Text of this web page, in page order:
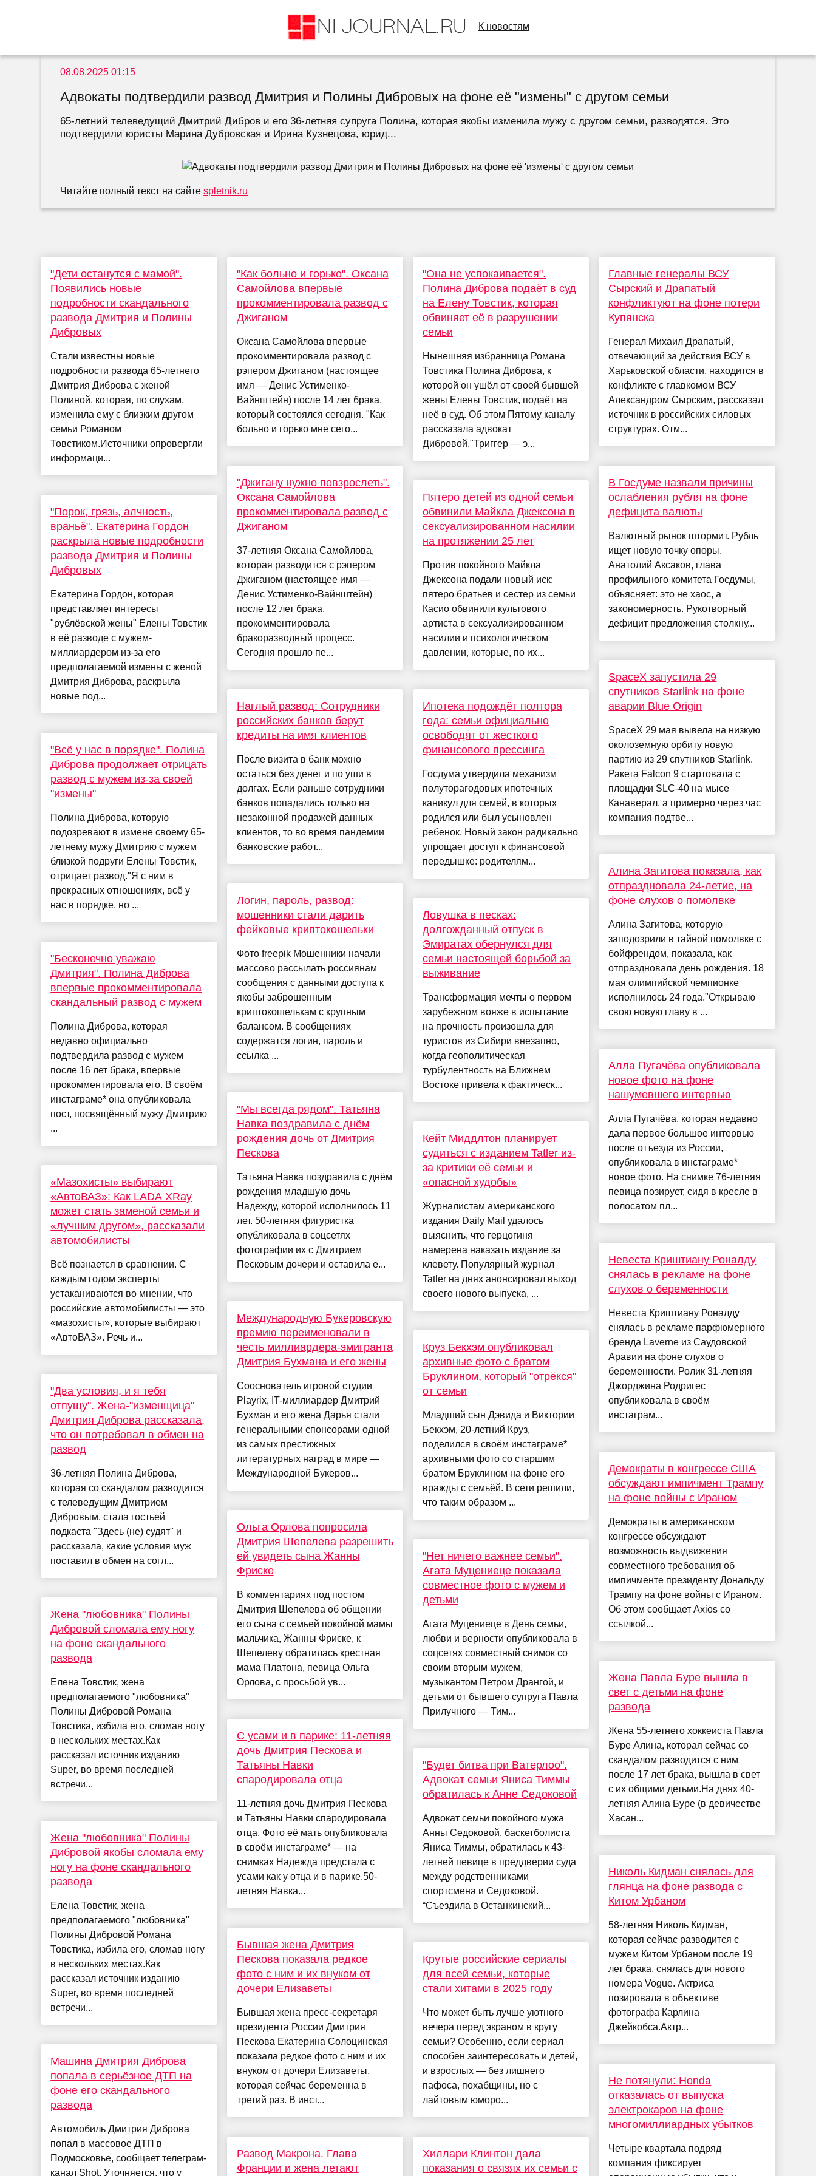
К новостям
08.08.2025 01:15
Адвокаты подтвердили развод Дмитрия и Полины Дибровых на фоне её "измены" с другом семьи
65-летний телеведущий Дмитрий Дибров и его 36-летняя супруга Полина, которая якобы изменила мужу с другом семьи, разводятся. Это
подтвердили юристы Марина Дубровская и Ирина Кузнецова, юрид...
Читайте полный текст на сайтеspletnik.ru
"Дети останутся с мамой".
Появились новые
подробности скандального
развода Дмитрия и Полины
Дибровых
Стали известны новые
подробности развода 65-летнего
Дмитрия Диброва с женой
Полиной, которая, по слухам,
изменила ему с близким другом
семьи Романом
Товстиком.Источники опровергли
информаци...
"Порок, грязь, алчность,
враньё". Екатерина Гордон
раскрыла новые подробности
развода Дмитрия и Полины
Дибровых
Екатерина Гордон, которая
представляет интересы
"рублёвской жены" Елены Товстик
в её разводе с мужем-
миллиардером из-за его
предполагаемой измены с женой
Дмитрия Диброва, раскрыла
новые под...
"Всё у нас в порядке". Полина
Диброва продолжает отрицать
развод с мужем из-за своей
"измены"
Полина Диброва, которую
подозревают в измене своему 65-
летнему мужу Дмитрию с мужем
близкой подруги Елены Товстик,
отрицает развод."Я с ним в
прекрасных отношениях, всё у
нас в порядке, но ...
"Бесконечно уважаю
Дмитрия". Полина Диброва
впервые прокомментировала
скандальный развод с мужем
Полина Диброва, которая
недавно официально
подтвердила развод с мужем
после 16 лет брака, впервые
прокомментировала его. В своём
инстаграме* она опубликовала
пост, посвящённый мужу Дмитрию
...
«Мазохисты» выбирают
«АвтоВАЗ»: Как LADA XRay
может стать заменой семьи и
«лучшим другом», рассказали
автомобилисты
Всё познается в сравнении. С
каждым годом эксперты
устаканиваются во мнении, что
российские автомобилисты — это
«мазохисты», которые выбирают
«АвтоВАЗ». Речь и...
"Два условия, и я тебя
отпущу". Жена-"изменщица"
Дмитрия Диброва рассказала,
что он потребовал в обмен на
развод
36-летняя Полина Диброва,
которая со скандалом разводится
с телеведущим Дмитрием
Дибровым, стала гостьей
подкаста "Здесь (не) судят" и
рассказала, какие условия муж
поставил в обмен на согл...
Жена "любовника" Полины
Дибровой сломала ему ногу
на фоне скандального
развода
Елена Товстик, жена
предполагаемого "любовника"
Полины Дибровой Романа
Товстика, избила его, сломав ногу
в нескольких местах.Как
рассказал источник изданию
Super, во время последней
встречи...
Жена "любовника" Полины
Дибровой якобы сломала ему
ногу на фоне скандального
развода
Елена Товстик, жена
предполагаемого "любовника"
Полины Дибровой Романа
Товстика, избила его, сломав ногу
в нескольких местах.Как
рассказал источник изданию
Super, во время последней
встречи...
Машина Дмитрия Диброва
попала в серьёзное ДТП на
фоне его скандального
развода
Автомобиль Дмитрия Диброва
попал в массовое ДТП в
Подмосковье, сообщает телеграм-
канал Shot. Уточняется, что у
"Как больно и горько". Оксана
Самойлова впервые
прокомментировала развод с
Джиганом
Оксана Самойлова впервые
прокомментировала развод с
рэпером Джиганом (настоящее
имя — Денис Устименко-
Вайнштейн) после 14 лет брака,
который состоялся сегодня. "Как
больно и горько мне сего...
"Джигану нужно повзрослеть".
Оксана Самойлова
прокомментировала развод с
Джиганом
37-летняя Оксана Самойлова,
которая разводится с рэпером
Джиганом (настоящее имя —
Денис Устименко-Вайнштейн)
после 12 лет брака,
прокомментировала
бракоразводный процесс.
Сегодня прошло пе...
Наглый развод: Сотрудники
российских банков берут
кредиты на имя клиентов
После визита в банк можно
остаться без денег и по уши в
долгах. Если раньше сотрудники
банков попадались только на
незаконной продажей данных
клиентов, то во время пандемии
банковские работ...
Логин, пароль, развод:
мошенники стали дарить
фейковые криптокошельки
Фото freepik Мошенники начали
массово рассылать россиянам
сообщения с данными доступа к
якобы заброшенным
криптокошелькам с крупным
балансом. В сообщениях
содержатся логин, пароль и
ссылка ...
"Мы всегда рядом". Татьяна
Навка поздравила с днём
рождения дочь от Дмитрия
Пескова
Татьяна Навка поздравила с днём
рождения младшую дочь
Надежду, которой исполнилось 11
лет. 50-летняя фигуристка
опубликовала в соцсетях
фотографии их с Дмитрием
Песковым дочери и оставила е...
Международную Букеровскую
премию переименовали в
честь миллиардера-эмигранта
Дмитрия Бухмана и его жены
Сооснователь игровой студии
Playrix, IT-миллиардер Дмитрий
Бухман и его жена Дарья стали
генеральными спонсорами одной
из самых престижных
литературных наград в мире —
Международной Букеров...
Ольга Орлова попросила
Дмитрия Шепелева разрешить
ей увидеть сына Жанны
Фриске
В комментариях под постом
Дмитрия Шепелева об общении
его сына с семьей покойной мамы
мальчика, Жанны Фриске, к
Шепелеву обратилась крестная
мама Платона, певица Ольга
Орлова, с просьбой ув...
С усами и в парике: 11-летняя
дочь Дмитрия Пескова и
Татьяны Навки
спародировала отца
11-летняя дочь Дмитрия Пескова
и Татьяны Навки спародировала
отца. Фото её мать опубликовала
в своём инстаграме* — на
снимках Надежда предстала с
усами как у отца и в парике.50-
летняя Навка...
Бывшая жена Дмитрия
Пескова показала редкое
фото с ним и их внуком от
дочери Елизаветы
Бывшая жена пресс-секретаря
президента России Дмитрия
Пескова Екатерина Солоцинская
показала редкое фото с ним и их
внуком от дочери Елизаветы,
которая сейчас беременна в
третий раз. В инст...
Развод Макрона. Глава
Франции и жена летают
"Она не успокаивается".
Полина Диброва подаёт в суд
на Елену Товстик, которая
обвиняет её в разрушении
семьи
Нынешняя избранница Романа
Товстика Полина Диброва, к
которой он ушёл от своей бывшей
жены Елены Товстик, подаёт на
неё в суд. Об этом Пятому каналу
рассказала адвокат
Дибровой."Триггер — э...
Пятеро детей из одной семьи
обвинили Майкла Джексона в
сексуализированном насилии
на протяжении 25 лет
Против покойного Майкла
Джексона подали новый иск:
пятеро братьев и сестер из семьи
Касио обвинили культового
артиста в сексуализированном
насилии и психологическом
давлении, которые, по их...
Ипотека подождёт полтора
года: семьи официально
освободят от жесткого
финансового прессинга
Госдума утвердила механизм
полуторагодовых ипотечных
каникул для семей, в которых
родился или был усыновлен
ребенок. Новый закон радикально
упрощает доступ к финансовой
передышке: родителям...
Ловушка в песках:
долгожданный отпуск в
Эмиратах обернулся для
семьи настоящей борьбой за
выживание
Трансформация мечты о первом
зарубежном вояже в испытание
на прочность произошла для
туристов из Сибири внезапно,
когда геополитическая
турбулентность на Ближнем
Востоке привела к фактическ...
Кейт Миддлтон планирует
судиться с изданием Tatler из-
за критики её семьи и
«опасной худобы»
Журналистам американского
издания Daily Mail удалось
выяснить, что герцогиня
намерена наказать издание за
клевету. Популярный журнал
Tatler на днях анонсировал выход
своего нового выпуска, ...
Круз Бекхэм опубликовал
архивные фото с братом
Бруклином, который "отрёкся"
от семьи
Младший сын Дэвида и Виктории
Бекхэм, 20‑летний Круз,
поделился в своём инстаграме*
архивными фото со старшим
братом Бруклином на фоне его
вражды с семьёй. В сети решили,
что таким образом ...
"Нет ничего важнее семьи".
Агата Муцениеце показала
совместное фото с мужем и
детьми
Агата Муцениеце в День семьи,
любви и верности опубликовала в
соцсетях совместный снимок со
своим вторым мужем,
музыкантом Петром Дрангой, и
детьми от бывшего супруга Павла
Прилучного — Тим...
"Будет битва при Ватерлоо".
Адвокат семьи Яниса Тиммы
обратилась к Анне Седоковой
Адвокат семьи покойного мужа
Анны Седоковой, баскетболиста
Яниса Тиммы, обратилась к 43-
летней певице в преддверии суда
между родственниками
спортсмена и Седоковой.
“Съездила в Останкинский...
Крутые российские сериалы
для всей семьи, которые
стали хитами в 2025 году
Что может быть лучше уютного
вечера перед экраном в кругу
семьи? Особенно, если сериал
способен заинтересовать и детей,
и взрослых — без лишнего
пафоса, похабщины, но с
лайтовым юморо...
Хиллари Клинтон дала
показания о связях их семьи с
Главные генералы ВСУ
Сырский и Драпатый
конфликтуют на фоне потери
Купянска
Генерал Михаил Драпатый,
отвечающий за действия ВСУ в
Харьковской области, находится в
конфликте с главкомом ВСУ
Александром Сырским, рассказал
источник в российских силовых
структурах. Отм...
В Госдуме назвали причины
ослабления рубля на фоне
дефицита валюты
Валютный рынок штормит. Рубль
ищет новую точку опоры.
Анатолий Аксаков, глава
профильного комитета Госдумы,
объясняет: это не хаос, а
закономерность. Рукотворный
дефицит предложения столкну...
SpaceX запустила 29
спутников Starlink на фоне
аварии Blue Origin
SpaceX 29 мая вывела на низкую
околоземную орбиту новую
партию из 29 спутников Starlink.
Ракета Falcon 9 стартовала с
площадки SLC-40 на мысе
Канаверал, а примерно через час
компания подтве...
Алина Загитова показала, как
отпраздновала 24-летие, на
фоне слухов о помолвке
Алина Загитова, которую
заподозрили в тайной помолвке с
бойфрендом, показала, как
отпраздновала день рождения. 18
мая олимпийской чемпионке
исполнилось 24 года."Открываю
свою новую главу в ...
Алла Пугачёва опубликовала
новое фото на фоне
нашумевшего интервью
Алла Пугачёва, которая недавно
дала первое большое интервью
после отъезда из России,
опубликовала в инстаграме*
новое фото. На снимке 76-летняя
певица позирует, сидя в кресле в
полосатом пл...
Невеста Криштиану Роналду
снялась в рекламе на фоне
слухов о беременности
Невеста Криштиану Роналду
снялась в рекламе парфюмерного
бренда Laverne из Саудовской
Аравии на фоне слухов о
беременности. Ролик 31-летняя
Джорджина Родригес
опубликовала в своём
инстаграм...
Демократы в конгрессе США
обсуждают импичмент Трампу
на фоне войны с Ираном
Демократы в американском
конгрессе обсуждают
возможность выдвижения
совместного требования об
импичменте президенту Дональду
Трампу на фоне войны с Ираном.
Об этом сообщает Axios со
ссылкой...
Жена Павла Буре вышла в
свет с детьми на фоне
развода
Жена 55-летнего хоккеиста Павла
Буре Алина, которая сейчас со
скандалом разводится с ним
после 17 лет брака, вышла в свет
с их общими детьми.На днях 40-
летняя Алина Буре (в девичестве
Хасан...
Николь Кидман снялась для
глянца на фоне развода с
Китом Урбаном
58-летняя Николь Кидман,
которая сейчас разводится с
мужем Китом Урбаном после 19
лет брака, снялась для нового
номера Vogue. Актриса
позировала в объективе
фотографа Карлина
Джейкобса.Актр...
Не потянули: Honda
отказалась от выпуска
электрокаров на фоне
многомиллиардных убытков
Четыре квартала подряд
компания фиксирует